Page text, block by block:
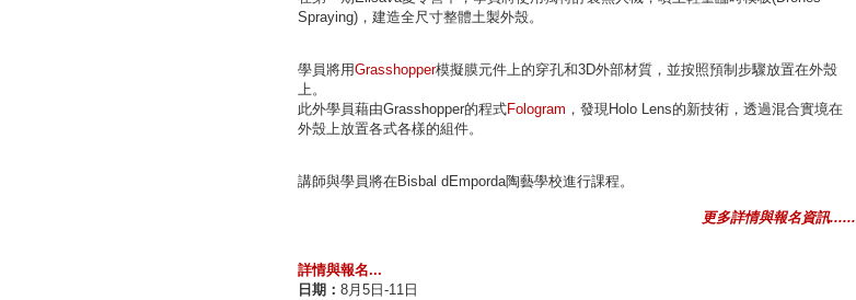
Spraying)，建造全尺寸整體土製外殼。
學員將用Grasshopper模擬膜元件上的穿孔和3D外部材質，並按照預制步驟放置在外殼
上。
此外學員藉由Grasshopper的程式Fologram ，發現Holo Lens的新技術，透過混合實境在
外殼上放置各式各樣的組件。
講師與學員將在Bisbal dEmporda陶藝學校進行課程。
更多詳情與報名資訊......
詳情與報名...
日期： 8月5日-11日